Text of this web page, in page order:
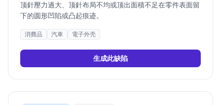
顶針壓力過大、顶針布局不均或顶出面積不足在零件表面留
下的圆形凹陷或凸起痕迹。
消費品 汽車 電子外壳
生成此缺陷